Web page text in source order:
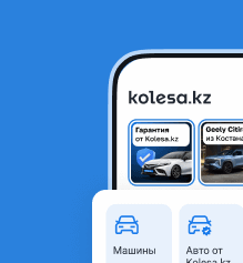
Гур гидроусилитель руля